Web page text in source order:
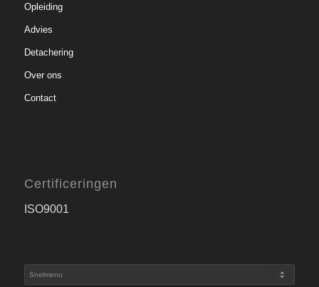
Opleiding
Advies
Detachering
Over ons
Contact
Certificeringen
ISO9001